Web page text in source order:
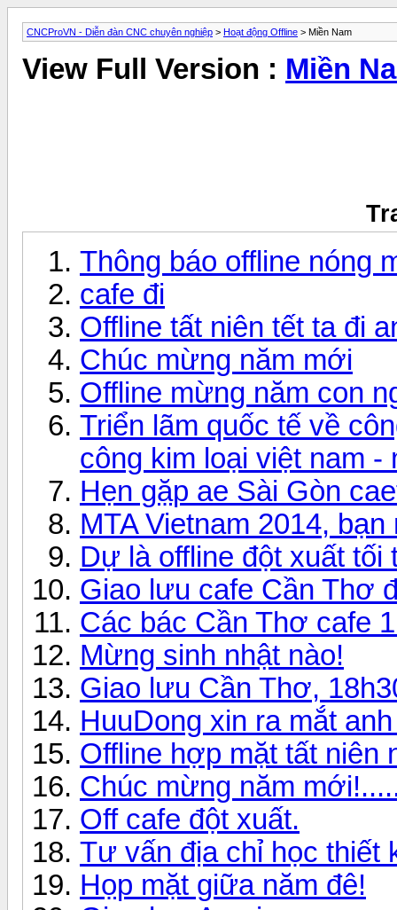
CNCProVN - Diễn đàn CNC chuyên nghiệp > Hoạt động Offline > Miền Nam
View Full Version : Miền
Thông báo offline nóng
cafe đi
Offline tất niên tết ta đi
Chúc mừng năm mới
Offline mừng năm con
Triển lãm quốc tế về
công kim loại việt nam -
Hẹn gặp ae Sài Gòn
MTA Vietnam 2014,
Dự là offline đột xuất tối
Giao lưu cafe Cần Thơ
Các bác Cần Thơ cafe
Mừng sinh nhật nào!
Giao lưu Cần Thơ,
HuuDong xin ra mắt
Offline hợp mặt tất niên
Chúc mừng năm
Off cafe đột xuất.
Tư vấn địa chỉ học thiết
Họp mặt giữa năm đê!